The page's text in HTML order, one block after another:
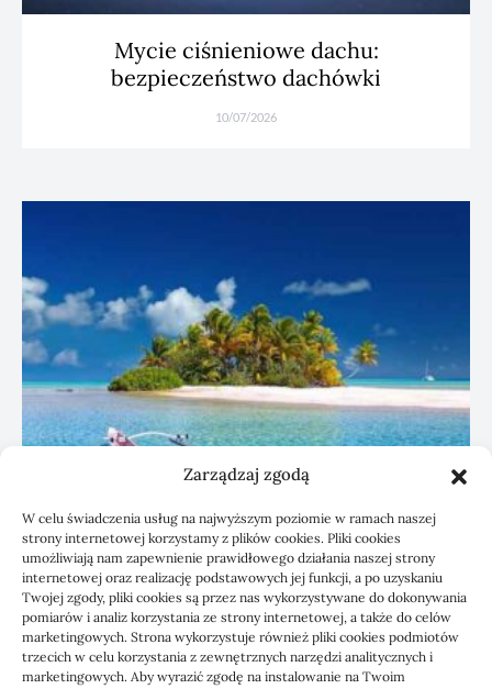
Zarządzaj zgodą
W celu świadczenia usług na najwyższym poziomie w ramach naszej
strony internetowej korzystamy z plików cookies. Pliki cookies
umożliwiają nam zapewnienie prawidłowego działania naszej strony
internetowej oraz realizację podstawowych jej funkcji, a po uzyskaniu
Twojej zgody, pliki cookies są przez nas wykorzystywane do dokonywania
pomiarów i analiz korzystania ze strony internetowej, a także do celów
marketingowych. Strona wykorzystuje również pliki cookies podmiotów
trzecich w celu korzystania z zewnętrznych narzędzi analitycznych i
marketingowych. Aby wyrazić zgodę na instalowanie na Twoim
Mycie ciśnieniowe dachu:
bezpieczeństwo dachówki
10/07/2026
Czyszczenie paneli PV a wydajność
instalacji
10/07/2026